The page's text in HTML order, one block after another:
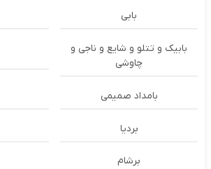
بابی
بابیک و تتلو و شایع و ناجی و
چاوشی
بامداد صمیمی
بردیا
برشام